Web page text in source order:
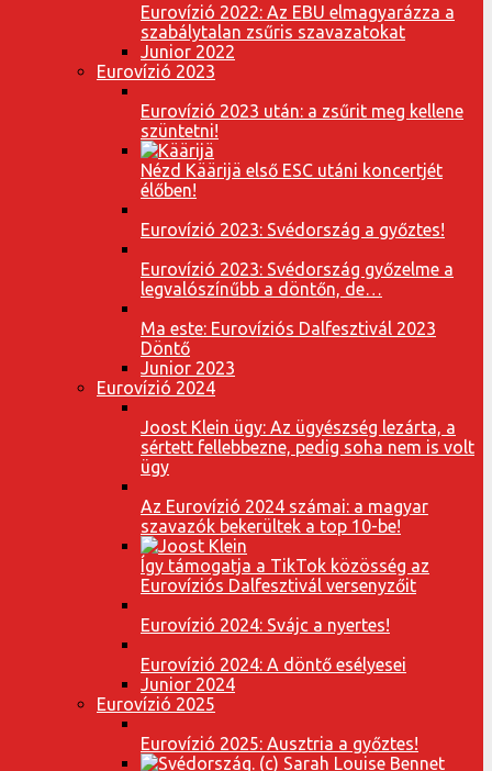
Eurovízió 2022: Az EBU elmagyarázza a
szabálytalan zsűris szavazatokat
Junior 2022
Eurovízió 2023
Eurovízió 2023 után: a zsűrit meg kellene
szüntetni!
Nézd Käärijä első ESC utáni koncertjét
élőben!
Eurovízió 2023: Svédország a győztes!
Eurovízió 2023: Svédország győzelme a
legvalószínűbb a döntőn, de…
Ma este: Eurovíziós Dalfesztivál 2023
Döntő
Junior 2023
Eurovízió 2024
Joost Klein ügy: Az ügyészség lezárta, a
sértett fellebbezne, pedig soha nem is volt
ügy
Az Eurovízió 2024 számai: a magyar
szavazók bekerültek a top 10-be!
Így támogatja a TikTok közösség az
Eurovíziós Dalfesztivál versenyzőit
Eurovízió 2024: Svájc a nyertes!
Eurovízió 2024: A döntő esélyesei
Junior 2024
Eurovízió 2025
Eurovízió 2025: Ausztria a győztes!